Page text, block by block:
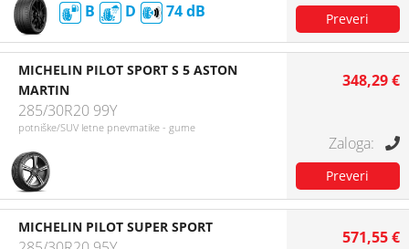
B D 74
MICHELIN PILOT SPORT S 5 ASTON
MARTIN
285/30R20 99Y
potniške/SUV letne pnevmatike - gume
348,29 €
MICHELIN PILOT SUPER SPORT
571,55 €